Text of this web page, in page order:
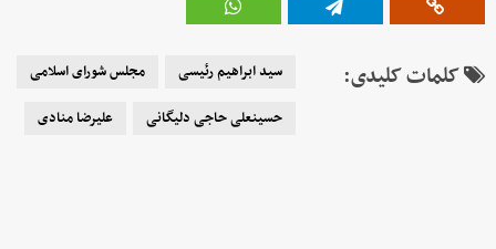
کلمات کلیدی: سید ابراهیم رئیسی
مجلس شورای اسلامی
حسینعلی حاجی دلیگانی
علیرضا منادی